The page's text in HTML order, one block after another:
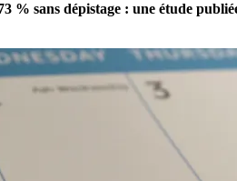
% sans dépistage : une étude